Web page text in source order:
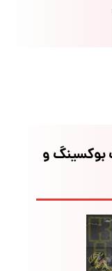
بوکسینگ و